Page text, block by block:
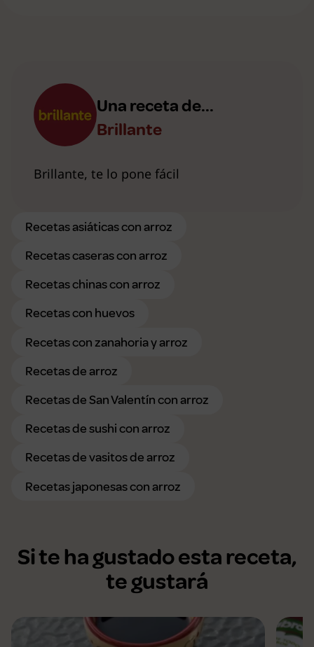
Una receta de...
Brillante
Brillante, te lo pone fácil
Recetas asiáticas con arroz
Recetas caseras con arroz
Recetas chinas con arroz
Recetas con huevos
Recetas con zanahoria y arroz
Recetas de arroz
Recetas de San Valentín con arroz
Recetas de sushi con arroz
Recetas de vasitos de arroz
Recetas japonesas con arroz
Si te ha gustado esta receta,
te gustará